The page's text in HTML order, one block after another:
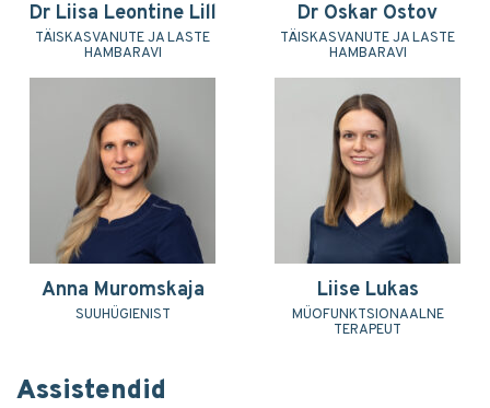
Dr Liisa Leontine Lill
TÄISKASVANUTE JA LASTE
HAMBARAVI
Dr Oskar Ostov
TÄISKASVANUTE JA LASTE
HAMBARAVI
Anna Muromskaja
SUUHÜGIENIST
Liise Lukas
MÜOFUNKTSIONAALNE
TERAPEUT
Assistendid